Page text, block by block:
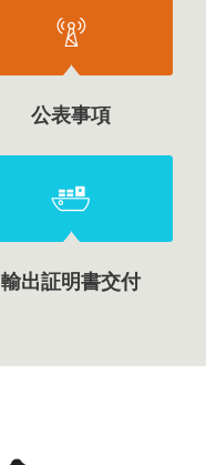
公表事項
輸出証明書交付